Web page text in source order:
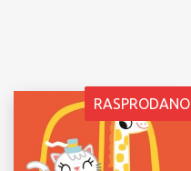
RASPRODANO